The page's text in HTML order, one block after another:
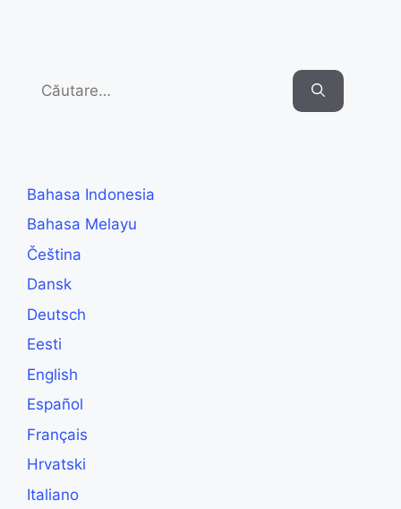
for:
Bahasa Indonesia
Bahasa Melayu
Čeština
Dansk
Deutsch
Eesti
English
Español
Français
Hrvatski
Italiano